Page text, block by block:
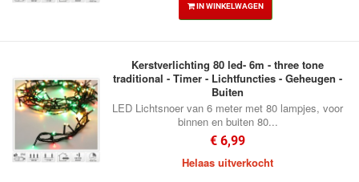
IN WINKELWAGEN
Kerstverlichting 80 led- 6m - three tone
traditional - Timer - Lichtfuncties - Geheugen -
Buiten
LED Lichtsnoer van 6 meter met 80 lampjes, voor
binnen en buiten 80...
€ 6,99
Helaas uitverkocht